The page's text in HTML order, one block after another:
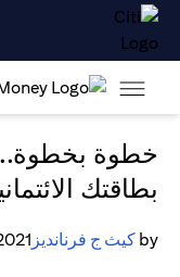
خطوة
بطاقتك
by كيث ج فرنانديز